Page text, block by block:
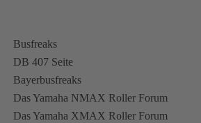
Busfreaks
DB 407 Seite
Bayerbusfreaks
Das Yamaha NMAX Roller Forum
Das Yamaha XMAX Roller Forum